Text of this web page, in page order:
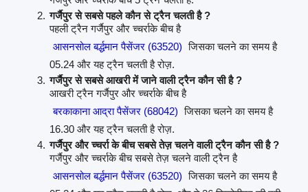
गर्जैपुर से सबसे पहले कौन से ट्रैन चलती है ?
पहली ट्रैन गर्जैपुर और च्चर्राके बीच है
आसनसोल बर्द्धमान पैसेंजर (63520) जिसका चलने का समय है
05.24 और यह ट्रैन चलती है रोज़.
गर्जैपुर से सबसे आखरी में जाने वाली ट्रैन कौन सी है ?
आखरी ट्रैन गर्जैपुर और च्चर्राके बीच है
बरकाकाना आद्रा पैसेंजर (68042) जिसका चलने का समय है
16.30 और यह ट्रैन चलती है रोज़.
गर्जैपुर और च्चर्रा के बीच सबसे तेज़ चलने वाली ट्रैन कौन सी है ?
गर्जैपुर और च्चर्राके बीच सबसे तेज़ चलने वाली ट्रैन है
आसनसोल बर्द्धमान पैसेंजर (63520) जिसका चलने का समय है